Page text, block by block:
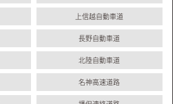
上信越自動車道
長野自動車道
北陸自動車道
名神高速道路